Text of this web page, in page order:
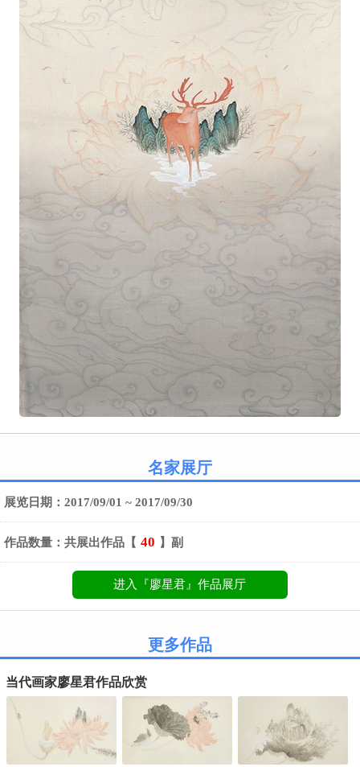
名家展厅
展览日期：2017/09/01 ~ 2017/09/30
作品数量：共展出作品【 40 】副
进入『廖星君』作品展厅
更多作品
当代画家廖星君作品欣赏